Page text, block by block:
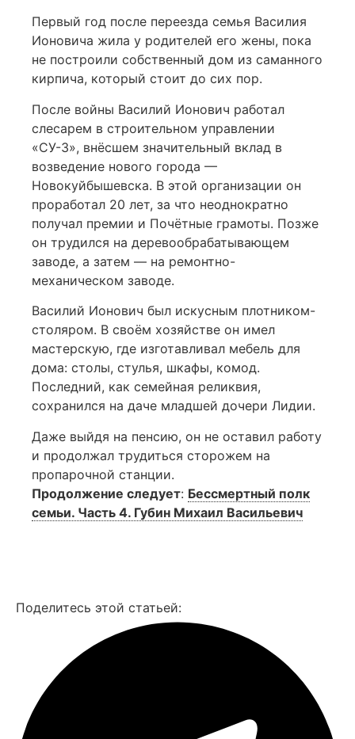
Первый год после переезда семья Василия
Ионовича жила у родителей его жены, пока
не построили собственный дом из саманного
кирпича, который стоит до сих пор.
После войны Василий Ионович работал
слесарем в строительном управлении
«СУ-3», внёсшем значительный вклад в
возведение нового города —
Новокуйбышевска. В этой организации он
проработал 20 лет, за что неоднократно
получал премии и Почётные грамоты. Позже
он трудился на деревообрабатывающем
заводе, а затем — на ремонтно-
механическом заводе.
Василий Ионович был искусным плотником-
столяром. В своём хозяйстве он имел
мастерскую, где изготавливал мебель для
дома: столы, стулья, шкафы, комод.
Последний, как семейная реликвия,
сохранился на даче младшей дочери Лидии.
Даже выйдя на пенсию, он не оставил работу
и продолжал трудиться сторожем на
пропарочной станции.
Продолжение следует: Бессмертный полк
семьи. Часть 4. Губин Михаил Васильевич
Поделитесь этой статьей: